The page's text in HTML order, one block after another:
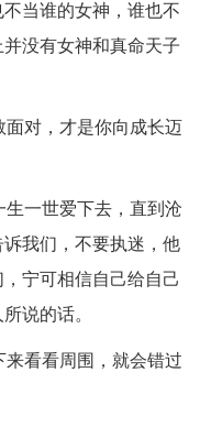
当谁的女神，谁也不
没有女神和真命天子
对，才是你向成长迈
一世爱下去，直到沧
我们，不要执迷，他
宁可相信自己给自己
说的话。
看看周围，就会错过